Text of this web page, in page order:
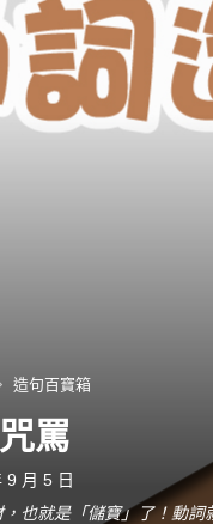
造句百寶箱
罵
9 月 5 日
也就是「儲寶」了！動